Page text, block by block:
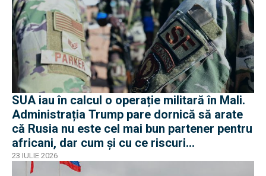
SUA iau în calcul o operație militară în Mali.
Administrația Trump pare dornică să arate
că Rusia nu este cel mai bun partener pentru
africani, dar cum și cu ce riscuri
operaționale?
23 IULIE 2026